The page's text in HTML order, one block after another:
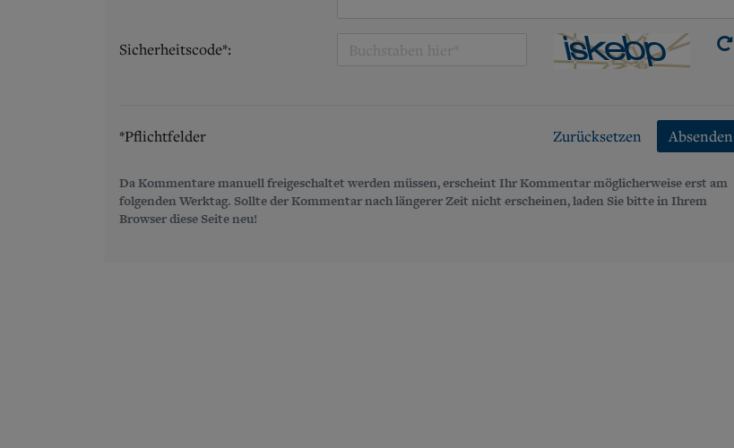
Sicherheitscode*:
*Pflichtfelder Zurücksetzen Absenden
Da Kommentare manuell freigeschaltet werden müssen, erscheint Ihr Kommentar möglicherweise erst am
folgenden Werktag. Sollte der Kommentar nach längerer Zeit nicht erscheinen, laden Sie bitte in Ihrem
Browser diese Seite neu!